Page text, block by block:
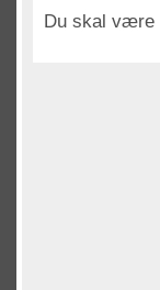
Du skal være